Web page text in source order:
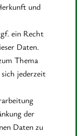
und
ein Recht
Daten.
Thema
sich jederzeit
der
Daten zu